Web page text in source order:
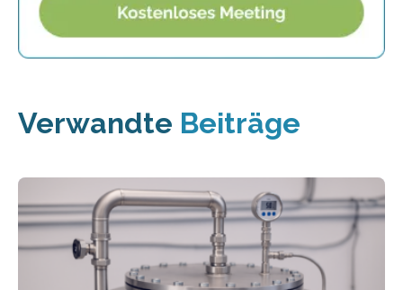
Verwandte Beiträge